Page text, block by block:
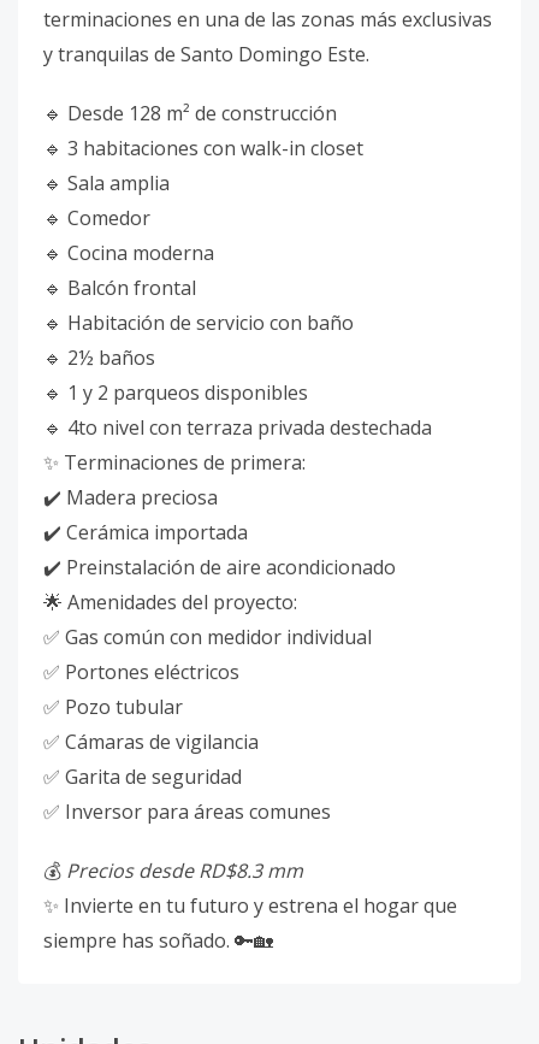
terminaciones en una de las zonas más exclusivas
y tranquilas de Santo Domingo Este.
🔹 Desde 128 m² de construcción
🔹 3 habitaciones con walk-in closet
🔹 Sala amplia
🔹 Comedor
🔹 Cocina moderna
🔹 Balcón frontal
🔹 Habitación de servicio con baño
🔹 2½ baños
🔹 1 y 2 parqueos disponibles
🔹 4to nivel con terraza privada destechada
✨ Terminaciones de primera:
✔️ Madera preciosa
✔️ Cerámica importada
✔️ Preinstalación de aire acondicionado
🌟 Amenidades del proyecto:
✅ Gas común con medidor individual
✅ Portones eléctricos
✅ Pozo tubular
✅ Cámaras de vigilancia
✅ Garita de seguridad
✅ Inversor para áreas comunes
💰 Precios desde RD$8.3 mm
✨ Invierte en tu futuro y estrena el hogar que
siempre has soñado. 🔑🏡